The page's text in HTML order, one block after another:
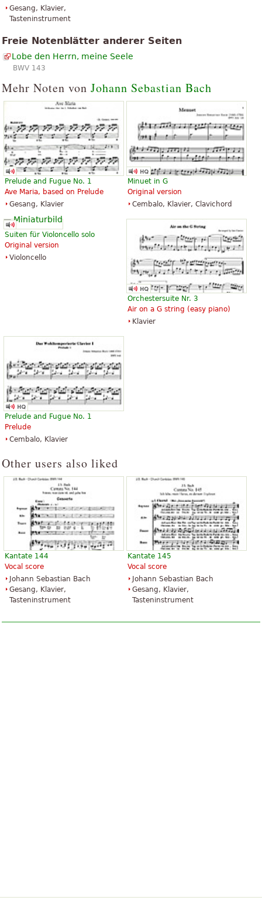
Gesang, Klavier,
Tasteninstrument
Freie Notenblätter anderer Seiten
Lobe den Herrn, meine Seele
BWV 143
Mehr Noten von Johann Sebastian Bach
Prelude and Fugue No. 1
Ave Maria, based on Prelude
Gesang, Klavier
Minuet in G
Original version
Cembalo, Klavier, Clavichord
Suiten für Violoncello solo
Original version
Violoncello
Orchestersuite Nr. 3
Air on a G string (easy piano)
Klavier
Prelude and Fugue No. 1
Prelude
Cembalo, Klavier
Other users also liked
Kantate 144
Vocal score
Johann Sebastian Bach
Gesang, Klavier,
Tasteninstrument
Kantate 145
Vocal score
Johann Sebastian Bach
Gesang, Klavier,
Tasteninstrument